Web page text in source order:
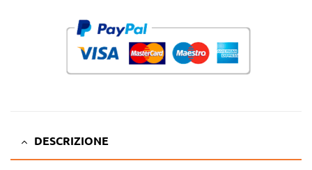
DESCRIZIONE